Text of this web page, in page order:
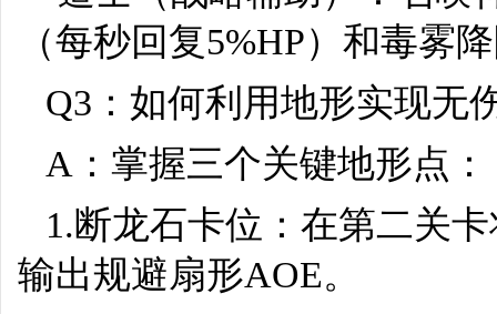
（每秒回复5%HP）和毒雾
Q3：如何利用地形实现无
A：掌握三个关键地形点：
1.断龙石卡位：在第二关
输出规避扇形AOE。